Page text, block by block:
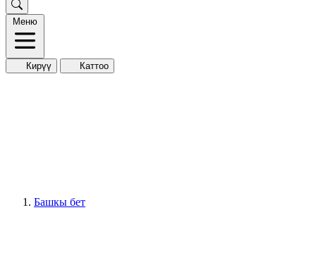
Меню
Кирүү Каттоо
Башкы бет